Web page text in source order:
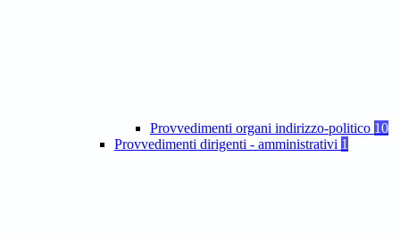
Provvedimenti organi indirizzo-politico 10
Provvedimenti dirigenti - amministrativi 1